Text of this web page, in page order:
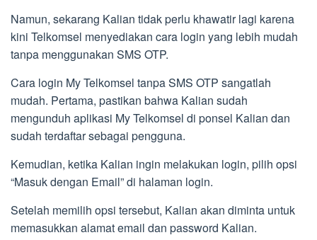
Namun, sekarang Kalian tidak perlu khawatir lagi karena
kini Telkomsel menyediakan cara login yang lebih mudah
tanpa menggunakan SMS OTP.
Cara login My Telkomsel tanpa SMS OTP sangatlah
mudah. Pertama, pastikan bahwa Kalian sudah
mengunduh aplikasi My Telkomsel di ponsel Kalian dan
sudah terdaftar sebagai pengguna.
Kemudian, ketika Kalian ingin melakukan login, pilih opsi
“Masuk dengan Email” di halaman login.
Setelah memilih opsi tersebut, Kalian akan diminta untuk
memasukkan alamat email dan password Kalian.